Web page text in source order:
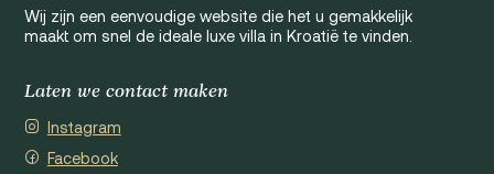
Wij zijn een eenvoudige website die het u gemakkelijk
maakt om snel de ideale luxe villa in Kroatië te vinden.
Laten we contact maken
Instagram
Facebook